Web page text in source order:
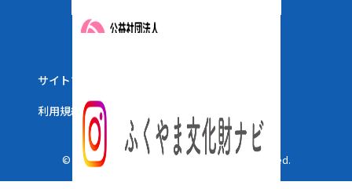
サイトマップ
利用規約
© 2025 The City of Fukuyama. All Right Reserved.